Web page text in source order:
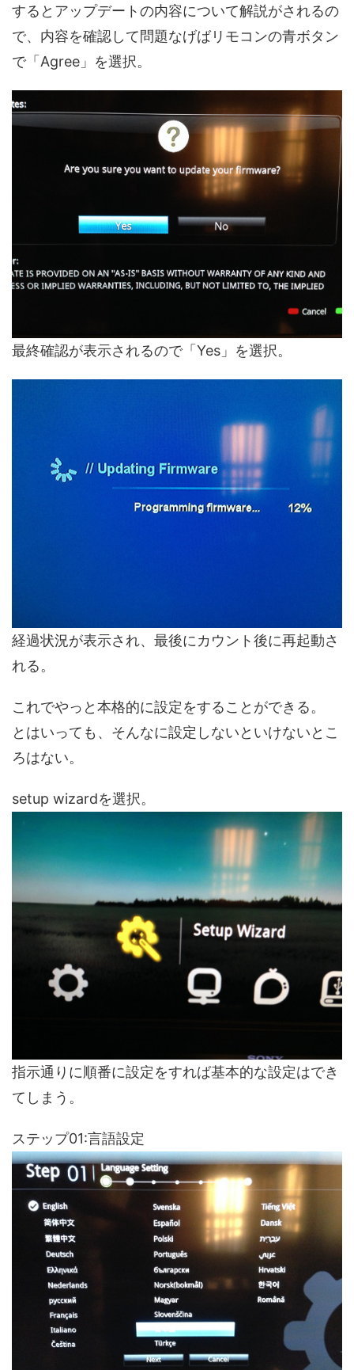
するとアップデートの内容について解説がされるの
で、内容を確認して問題なげばリモコンの青ボタン
で「Agree」を選択。
最終確認が表示されるので「Yes」を選択。
経過状況が表示され、最後にカウント後に再起動さ
れる。
これでやっと本格的に設定をすることができる。
とはいっても、そんなに設定しないといけないとこ
ろはない。
setup wizardを選択。
指示通りに順番に設定をすれば基本的な設定はでき
てしまう。
ステップ01:言語設定